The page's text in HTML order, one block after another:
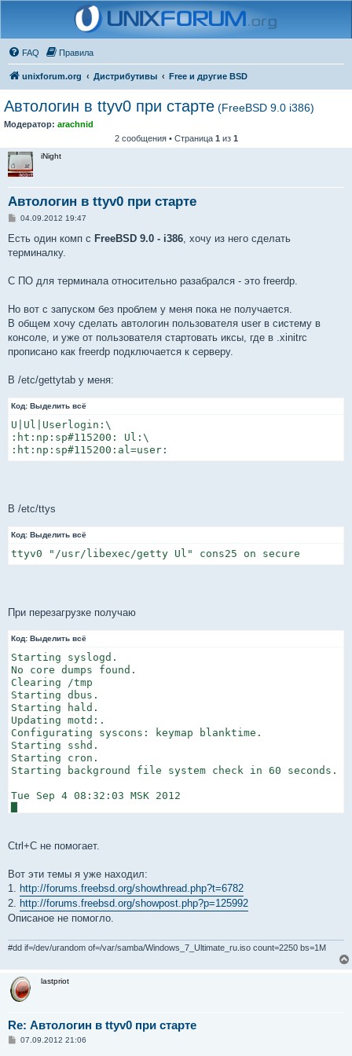
FAQ Правила
unixforum.org Дистрибутивы Free и другие BSD
Автологин в ttyv0 при старте (FreeBSD 9.0 i386)
Модератор: arachnid
2 сообщения • Страница 1 из 1
iNight
Автологин в ttyv0 при старте
С
о
щ
и
04.09.2012 19:47
Есть один комп с FreeBSD 9.0 - i386, хочу из него сделать
терминалку.
С ПО для терминала относительно разабрался - это freerdp.
Но вот с запуском без проблем у меня пока не получается.
В общем хочу сделать автологин пользователя user в систему в
консоле, и уже от пользователя стартовать иксы, где в .xinitrc
прописано как freerdp подключается к серверу.
В /etc/gettytab у меня:
Код: Выделить всё
U|Ul|Userlogin:\
:ht:np:sp#115200: Ul:\
:ht:np:sp#115200:al=user:
В /etc/ttys
Код: Выделить всё
ttyv0 "/usr/libexec/getty Ul" cons25 on secure
При перезагрузке получаю
Код: Выделить всё
Starting syslogd.
No core dumps found.
Clearing /tmp
Starting dbus.
Starting hald.
Updating motd:.
Configurating syscons: keymap blanktime.
Starting sshd.
Starting cron.
Starting background file system check in 60 seconds.
Tue Sep 4 08:32:03 MSK 2012
Ctrl+C не помогает.
Вот эти темы я уже находил:
1. http://forums.freebsd.org/showthread.php?t=6782
2. http://forums.freebsd.org/showpost.php?p=125992
Описаное не помогло.
#dd if=/dev/urandom of=/var/samba/Windows_7_Ultimate_ru.iso count=2250 bs=1M
lastpriot
Re: Автологин в ttyv0 при старте
С07.09.2012 21:06